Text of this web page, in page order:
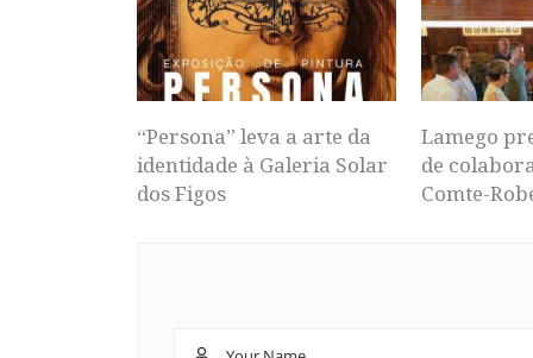
“Persona” leva a arte da
identidade à Galeria Solar
dos Figos
Lamego
de
Comte-